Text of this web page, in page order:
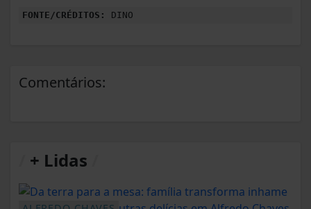
FONTE/CRÉDITOS: DINO
Comentários:
+ Lidas